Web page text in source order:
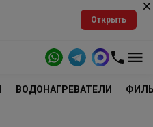
Открыть
ВОДОНАГРЕВАТЕЛИ